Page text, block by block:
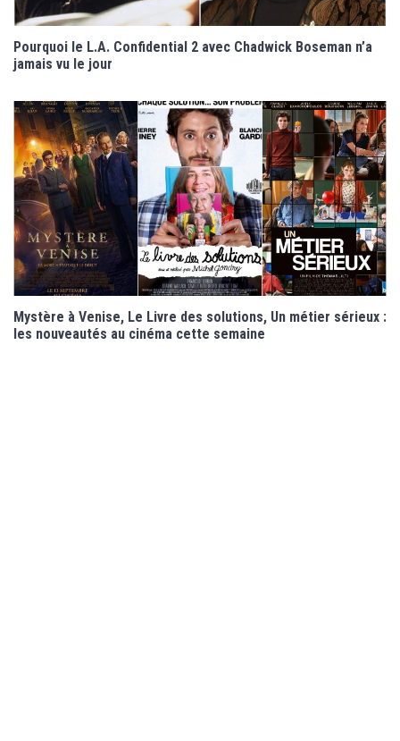
Pourquoi le L.A. Confidential 2 avec Chadwick Boseman n’a
jamais vu le jour
Mystère à Venise, Le Livre des solutions, Un métier sérieux :
les nouveautés au cinéma cette semaine